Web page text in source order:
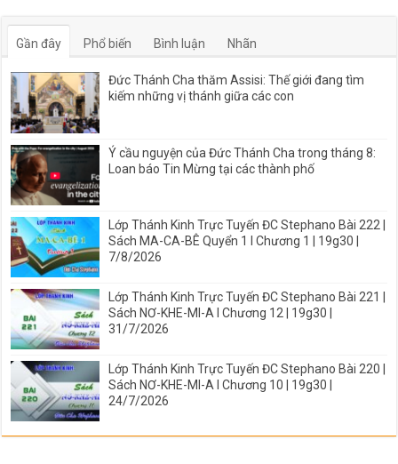
Gần đây Phổ biến Bình luận Nhãn
Đức Thánh Cha thăm Assisi: Thế giới đang tìm
kiếm những vị thánh giữa các con
Ý cầu nguyện của Đức Thánh Cha trong tháng 8:
Loan báo Tin Mừng tại các thành phố
Lớp Thánh Kinh Trực Tuyến ĐC Stephano Bài 222 |
Sách MA-CA-BÊ Quyển 1 I Chương 1 | 19g30 |
7/8/2026
Lớp Thánh Kinh Trực Tuyến ĐC Stephano Bài 221 |
Sách NƠ-KHE-MI-A I Chương 12 | 19g30 |
31/7/2026
Lớp Thánh Kinh Trực Tuyến ĐC Stephano Bài 220 |
Sách NƠ-KHE-MI-A I Chương 10 | 19g30 |
24/7/2026